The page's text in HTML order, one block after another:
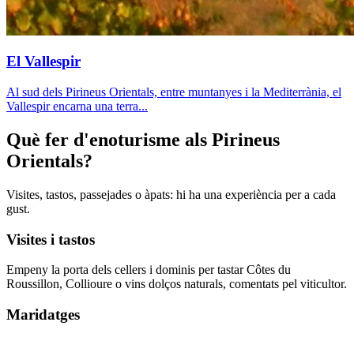
El Vallespir
Al sud dels Pirineus Orientals, entre muntanyes i la Mediterrània, el
Vallespir encarna una terra...
Què fer d'enoturisme als Pirineus
Orientals?
Visites, tastos, passejades o àpats: hi ha una experiència per a cada
gust.
Visites i tastos
Empeny la porta dels cellers i dominis per tastar Côtes du
Roussillon, Collioure o vins dolços naturals, comentats pel viticultor.
Maridatges